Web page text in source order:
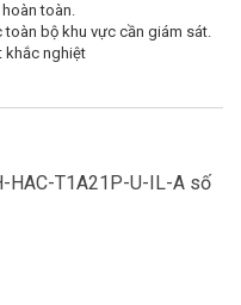
toàn.
bộ khu vực cần giám sát.
khắc nghiệt
HAC-T1A21P-U-IL-A số